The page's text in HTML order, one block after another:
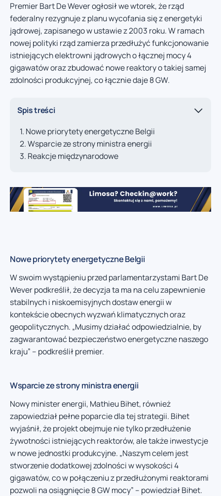
Premier Bart De Wever ogłosił we wtorek, że rząd
federalny rezygnuje z planu wycofania się z energetyki
jądrowej, zapisanego w ustawie z 2003 roku. W ramach
nowej polityki rząd zamierza przedłużyć funkcjonowanie
istniejących elektrowni jądrowych o łącznej mocy 4
gigawatów oraz zbudować nowe reaktory o takiej samej
zdolności produkcyjnej, co łącznie daje 8 GW.
Spis treści
Nowe priorytety energetyczne Belgii
Wsparcie ze strony ministra energii
Reakcje międzynarodowe
Nowe priorytety energetyczne Belgii
W swoim wystąpieniu przed parlamentarzystami Bart De
Wever podkreślił, że decyzja ta ma na celu zapewnienie
stabilnych i niskoemisyjnych dostaw energii w
kontekście obecnych wyzwań klimatycznych oraz
geopolitycznych. „Musimy działać odpowiedzialnie, by
zagwarantować bezpieczeństwo energetyczne naszego
kraju” – podkreślił premier.
Wsparcie ze strony ministra energii
Nowy minister energii, Mathieu Bihet, również
zapowiedział pełne poparcie dla tej strategii. Bihet
wyjaśnił, że projekt obejmuje nie tylko przedłużenie
żywotności istniejących reaktorów, ale także inwestycje
w nowe jednostki produkcyjne. „Naszym celem jest
stworzenie dodatkowej zdolności w wysokości 4
gigawatów, co w połączeniu z przedłużonymi reaktorami
pozwoli na osiągnięcie 8 GW mocy” – powiedział Bihet.